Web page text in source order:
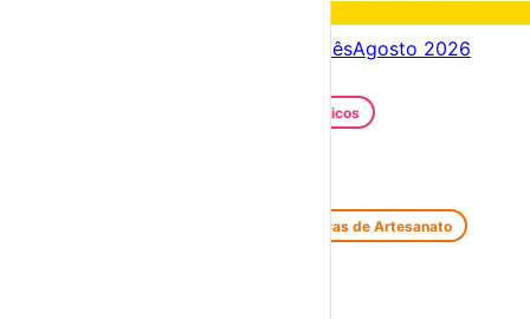
Este mêsAgosto 2026
Festivais Gastronómicos
Feiras de Artesanato